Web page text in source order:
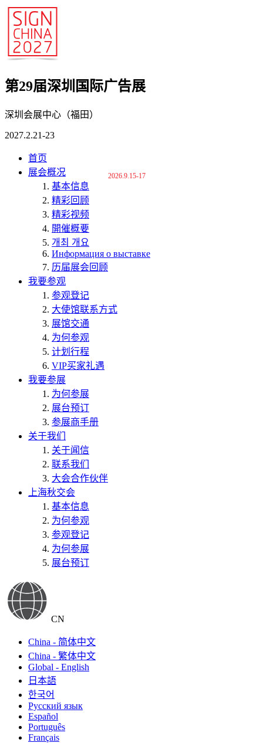
第29届深圳国际广告展
深圳会展中心（福田）
2027.2.21-23
首页
展会概况
基本信息
精彩回顾
精彩视频
開催概要
개최 개요
Информация о выставке
历届展会回顾
我要参观
参观登记
大使馆联系方式
展馆交通
为何参观
计划行程
VIP买家礼遇
我要参展
为何参展
展台预订
参展商手册
关于我们
关于闻信
联系我们
大会合作伙伴
上海秋交会
2026.9.15-17
基本信息
为何参观
参观登记
为何参展
展台预订
CN
China - 简体中文
China - 繁体中文
Global - English
日本語
한국어
Русский язык
Español
Português
Français